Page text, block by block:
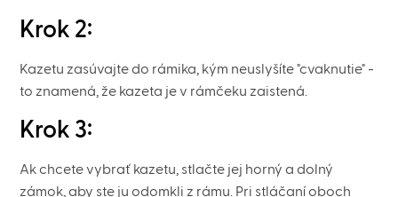
Krok 2:
Kazetu zasúvajte do rámika, kým neuslyšíte "cvaknutie" -
to znamená, že kazeta je v rámčeku zaistená.
Krok 3:
Ak chcete vybrať kazetu, stlačte jej horný a dolný
zámok, aby ste ju odomkli z rámu. Pri stláčaní oboch